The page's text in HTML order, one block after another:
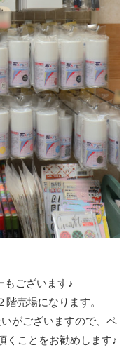
ございます♪
売場になります。
がございますので、ペ
くことをお勧めします♪